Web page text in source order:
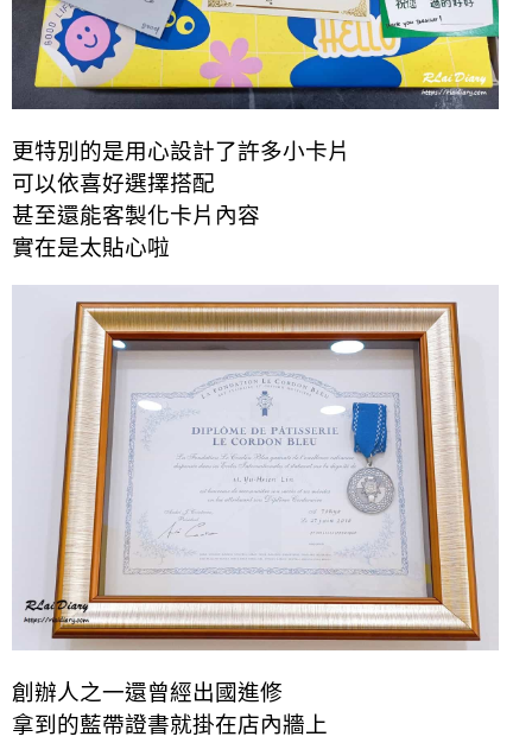
更特別的是用心設計了許多小卡片
可以依喜好選擇搭配
甚至還能客製化卡片內容
實在是太貼心啦
創辦人之一還曾經出國進修
拿到的藍帶證書就掛在店內牆上